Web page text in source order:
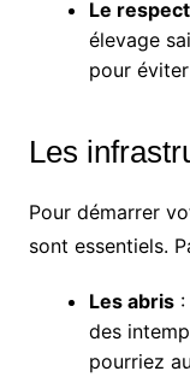
Le
élevage
pour
Les
Pour démarrer
sont essentiels.
Les abris:
des
pourriez